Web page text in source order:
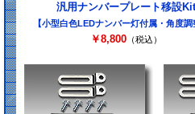
汎用ナンバープレート移設Kit
【小型白色LEDナンバー灯付属・角度調
￥8,800 （税込）